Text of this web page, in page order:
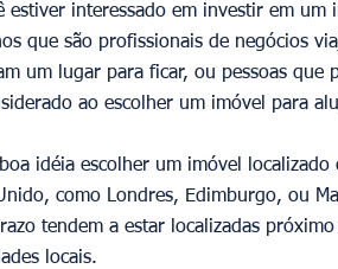
estiver interessado em investir em
que são profissionais de negócios
um lugar para ficar, ou pessoas que
ao escolher um imóvel para
idéia escolher um imóvel
como Londres, Edimburgo, ou
tendem a estar localizadas
locais.